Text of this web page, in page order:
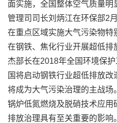
面实施，全国整体空气质量
管理司司长刘炳江在环保部2
在重点区域实施大气污染物特
在钢铁、焦化行业开展超低
杰部长在2018年全国环境保
国将启动钢铁行业超低排放
将成为大气污染治理的主战场
锅炉低氮燃烧及脱硝技术应用
排放治理具有至关重要的影